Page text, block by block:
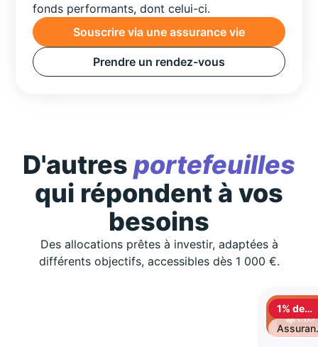
fonds performants, dont celui-ci.
Souscrire via une assurance vie
Prendre un rendez-vous
D'autres portefeuilles
qui répondent à vos
besoins
Des allocations prêtes à investir, adaptées à
différents objectifs, accessibles dès 1 000 €.
1% de